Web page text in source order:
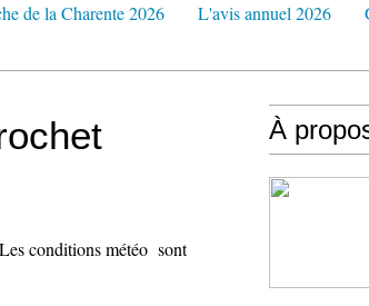
de la Charente 2026 L'avis annuel 2026
conditions météo sont
À